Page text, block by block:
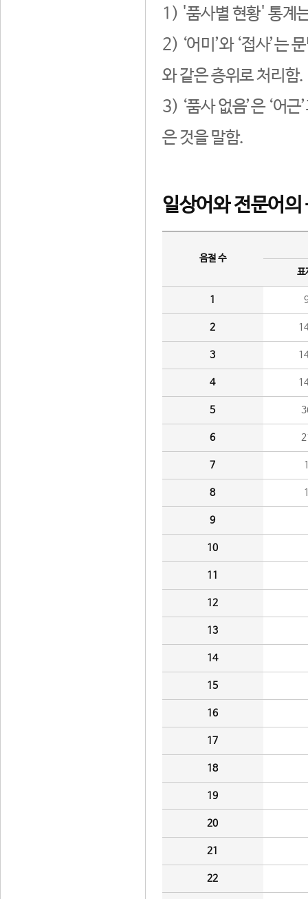
1) '품사별 현황' 통계
2) ‘어미’와 ‘접사’는
와 같은 층위로 처리함.
3) ‘품사 없음’은 ‘어
은 것을 말함.
일상어와 전문어의
음절 수
표
1
2
3
4
5
6
7
8
9
10
11
12
13
14
15
16
17
18
19
20
21
22